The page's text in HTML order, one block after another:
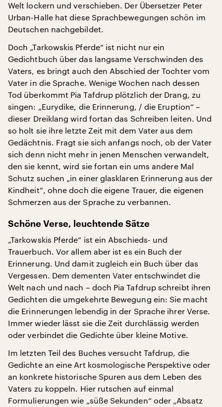
Welt lockern und verschieben. Der Übersetzer Peter
Urban-Halle hat diese Sprachbewegungen schön im
Deutschen nachgebildet.
Doch „Tarkowskis Pferde“ ist nicht nur ein
Gedichtbuch über das langsame Verschwinden des
Vaters, es bringt auch den Abschied der Tochter vom
Vater in die Sprache. Wenige Wochen nach dessen
Tod überkommt Pia Tafdrup plötzlich der Drang, zu
singen: „Eurydike, die Erinnerung, / die Eruption“ –
dieser Dreiklang wird fortan das Schreiben leiten. Und
so holt sie ihre letzte Zeit mit dem Vater aus dem
Gedächtnis. Fragt sie sich anfangs noch, ob der Vater
sich denn nicht mehr in jenen Menschen verwandelt,
den sie kennt, wird sie fortan ein ums andere Mal
Schutz suchen „in einer glasklaren Erinnerung aus der
Kindheit“, ohne doch die eigene Trauer, die eigenen
Schmerzen aus der Sprache zu verbannen.
Schöne Verse, leuchtende Sätze
„Tarkowskis Pferde“ ist ein Abschieds- und
Trauerbuch. Vor allem aber ist es ein Buch der
Erinnerung. Und damit zugleich ein Buch über das
Vergessen. Dem dementen Vater entschwindet die
Welt nach und nach – doch Pia Tafdrup schreibt ihren
Gedichten die umgekehrte Bewegung ein: Sie macht
die Erinnerungen lebendig in der Sprache ihrer Verse.
Immer wieder lässt sie die Zeit durchlässig werden
oder verbindet die Gedichte über kleine Motive.
Im letzten Teil des Buches versucht Tafdrup, die
Gedichte an eine Art kosmologische Perspektive oder
an konkrete historische Spuren aus dem Leben des
Vaters zu koppeln. Hier rutschen auf einmal
Formulierungen wie „süße Sekunden“ oder „Absatz